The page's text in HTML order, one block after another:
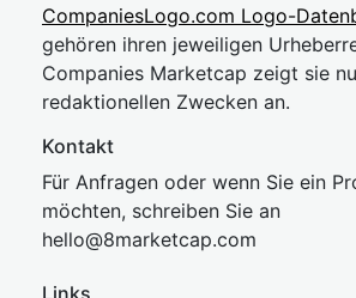
CompaniesLogo.com Logo-
gehören ihren jeweiligen
Companies Marketcap zeigt sie
redaktionellen Zwecken an.
Kontakt
Für Anfragen oder wenn Sie ein
möchten, schreiben Sie an
hello@8marketcap.com
Links